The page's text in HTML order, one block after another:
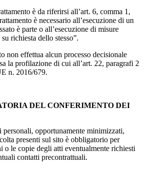
è da riferirsi all’art. 6, comma 1,
è necessario all’esecuzione di un
è parte o all’esecuzione di misure
richiesta dello stesso”.
non effettua alcun processo decisionale
la profilazione di cui all’art. 22, paragrafi 2
n. 2016/679.
DEL CONFERIMENTO DEI
opportunamente minimizzati,
presenti sul sito è obbligatorio per
o le copie degli atti eventualmente richiesti
contatti precontrattuali.